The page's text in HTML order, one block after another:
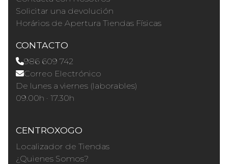
Solicitar una devolución
Horários de Apertura Tiendas Físicas
CONTACTO
986 609 742
Correo Electrónico
De lunes a viernes (laborables)
09.00h · 17.30h
CENTROXOGO
Localizador de Tiendas
¿Quienes Somos?